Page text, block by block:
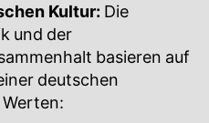
Kultur: Die
und der
basieren auf
deutschen